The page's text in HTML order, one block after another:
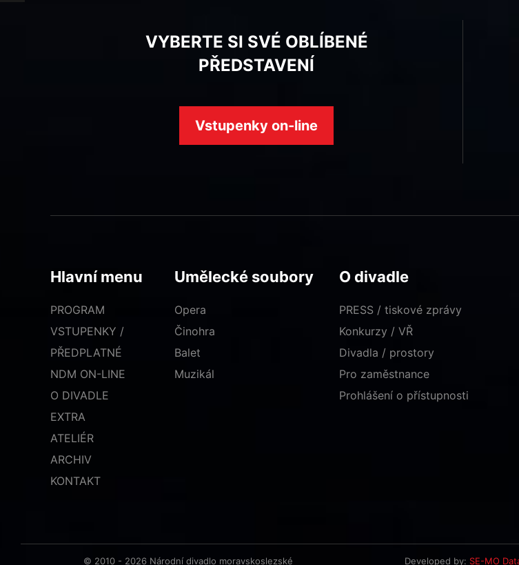
VYBERTE SI SVÉ OBLÍBENÉ
PŘEDSTAVENÍ
Vstupenky on-line
Hlavní menu
PROGRAM
VSTUPENKY /
PŘEDPLATNÉ
NDM ON-LINE
O DIVADLE
EXTRA
ATELIÉR
ARCHIV
KONTAKT
Umělecké soubory
Opera
Činohra
Balet
Muzikál
O divadle
PRESS / tiskové zprávy
Konkurzy / VŘ
Divadla / prostory
Pro zaměstnance
Prohlášení o přístupnosti
© 2010 - 2026 Národní divadlo moravskoslezské Developed by: SE-MO